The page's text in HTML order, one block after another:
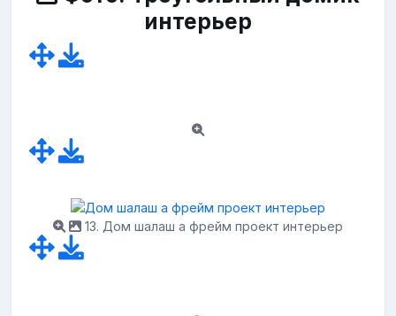
интерьер
13. Дом шалаш а фрейм проект интерьер